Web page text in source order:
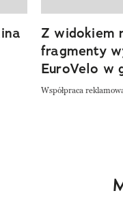
Z widokiem
fragmenty
EuroVelo w
Współpraca